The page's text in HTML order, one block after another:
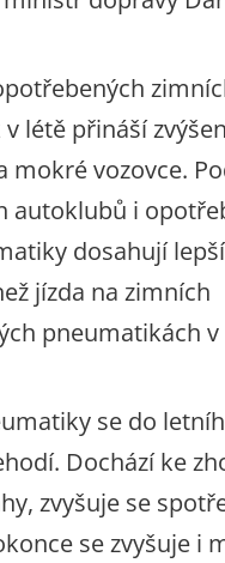
létě přináší
mokré vozovce.
autoklubů i
dosahují
jízda na zimních
pneumatikách v
se do
Dochází ke
zvyšuje se
se zvyšuje i